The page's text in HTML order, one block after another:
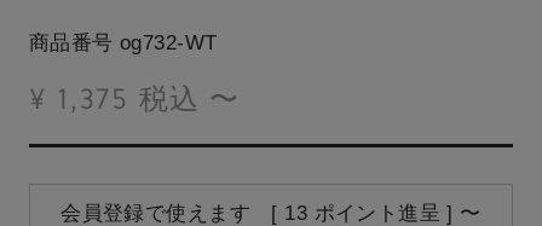
商品番号 og732-WT
¥ 1,375 税込 〜
会員登録で使えます [ 13 ポイント進呈 ] 〜